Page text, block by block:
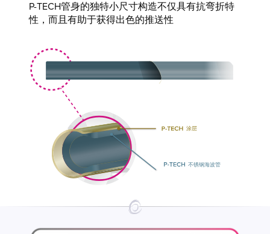
P-TECH管身的独特小尺寸构造不仅具有抗弯折特
性，而且有助于获得出色的推送性